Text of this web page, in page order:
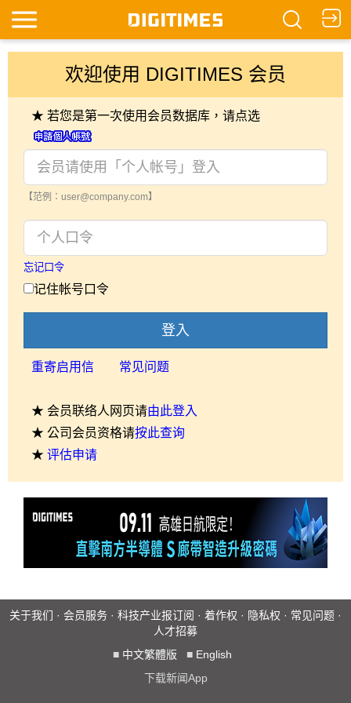
欢迎使用 DIGITIMES 会员
★ 若您是第一次使用会员数据库，请点选
【范例：user@company.com】
忘记口令
记住帐号口令
登入
重寄启用信 常见问题
★ 会员联络人网页请由此登入
★ 公司会员资格请按此查询
★ 评估申请
关于我们 · 会员服务 · 科技产业报订阅 · 着作权 · 隐私权 · 常见问题 ·
人才招募
■ 中文繁體版 ■ English
下载新闻App